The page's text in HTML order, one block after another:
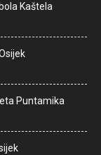
Kaštela
Puntamika